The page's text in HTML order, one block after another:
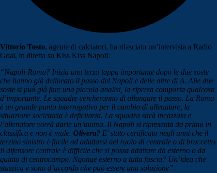
Vittorio Tosto, agente di calciatori, ha rilasciato un’intervista a Radio
Goal, in diretta su Kiss Kiss Napoli:
“Napoli-Roma? Inizia una terza tappa importante dopo le due soste
che hanno già delineato il passo del Napoli e delle altre di A. Alle due
soste si può già fare una piccola analisi, la ripresa comporta qualcosa
d’importante. Le squadre cercheranno di allungare il passo. La Roma
è un grande punto interrogativo per il cambio di allenatore, la
situazione societaria è deficitaria. La squadra sarà incazzata e
l’allenatore vorrà darle un’anima. Il Napoli si ripresenta da primo in
classifica e non è male. Olivera? E’ stato certificato negli anni che il
terzino sinistro è facile ad adattarsi nel ruolo di centrale o di braccetto.
Il difensore centrale è difficile che si possa adattare da esterno o da
quinto di centrocampo. Ngonge esterno a tutta fascia? Un’idea che
stuzzica e sono d’accordo che può essere una soluzione”.